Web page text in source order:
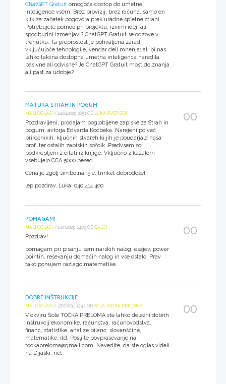
ChatGPT Gratuit omogoča dostop do umetne
inteligence vsem. Brez provizij, brez računa, samo en
klik za začetek pogovora prek uradne spletne strani.
Potrebujete pomoč pri projektu, izvirni ideji ali
spodbudni izmenjavi? ChatGPT Gratuit se odzove v
trenutku. Ta preprostost je pohvaljena zaradi
vključujoče tehnologije, vendar deli mnenja: ali bi nas
lahko takšna dostopna umetna inteligenca naredila
pasivne ali odvisne? Je ChatGPT Gratuit most do znanja
ali past za udobje?
MATURA STRAH IN POGUM
MALI OGLASI / 24.04.2025, 20:51 OD LUKA PUSTISEK
Pozdravljeni, prodajam poglobljene zapiske za Strah in
pogum, avtorja Edvarda Kocbeka. Narejeni po več
priročnikih, ključnih stvareh ki jih je poudarjala naša
prof. ter ostalih zapiskih sošolk. Predvsem so
podkrepljeni z citati iz knjige. Vključno z kazalom
vsebujejo CCA 5000 besed.
Cena je zgolj simbolna; 5 e, trinket dobrodošel.
lep pozdrav, Luka; 040 414 400
00
POMAGAM!
MALI OGLASI / 13.03.2025, 14:09 OD GALCI
Pozdrav!
pomagam pri pisanju seminarskih nalog, esejev, power
pointih, reševanju domačih nalog in vse ostalo. Prav
tako ponujam razlago matematike.
00
DOBRE INŠTRUKCIJE
MALI OGLASI / 17.02.2025, 13:44 OD SOLA TOCKA PRELOMA
V okviru Šole TOČKA PRELOMA ste lahko deležni dobrih
inštrukcij ekonomike, računstva, računovodstva,
financ, statistike, analize bilanc, slovenščine,
matematike, itd. Pošljite povpraševanje na
tockapreloma@gmail.com. Navedite, da ste oglas videli
na Dijaški. net.
00